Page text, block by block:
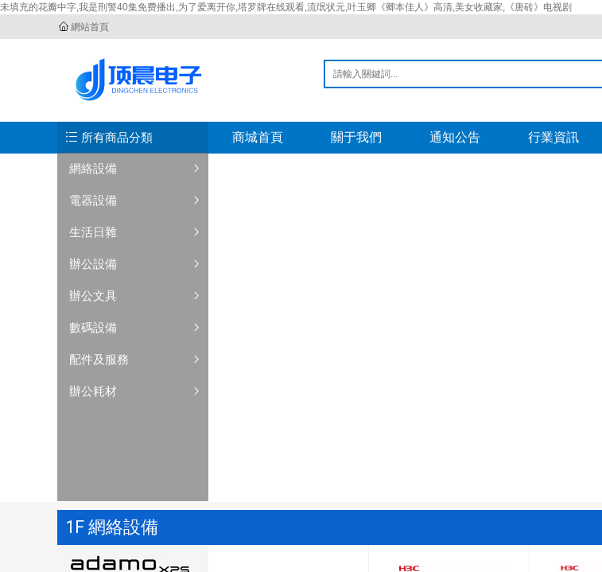
未填充的花瓣中字,我是刑警40集免费播出,为了爱离开你,塔罗牌在线观看,流氓状元,叶玉卿《卿本佳人》高清,美女收藏家,《唐砖》电视剧
網站首頁
所有商品分類
網絡設備
電器設備
生活日雜
辦公設備
辦公文具
數碼設備
配件及服務
辦公耗材
商城首頁 關于我們 通知公告 行業資訊
1F 網絡設備